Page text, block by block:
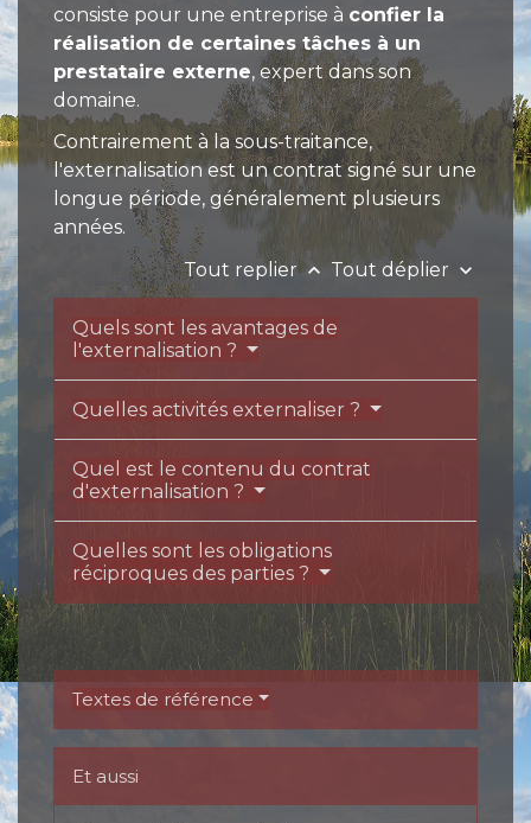
consiste pour une entreprise à confier la
réalisation de certaines tâches à un
prestataire externe, expert dans son
domaine.
Contrairement à la sous-traitance,
l'externalisation est un contrat signé sur une
longue période, généralement plusieurs
années.
Tout replierkeyboard_arrow_up Tout déplier keyboard_arrow_down
Quels sont les avantages de
l'externalisation ?
Quelles activités externaliser ?
Quel est le contenu du contrat
d'externalisation ?
Quelles sont les obligations
réciproques des parties ?
Textes de référence
Et aussi